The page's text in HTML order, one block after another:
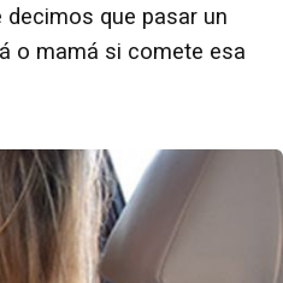
que pasar un
o mamá si comete esa